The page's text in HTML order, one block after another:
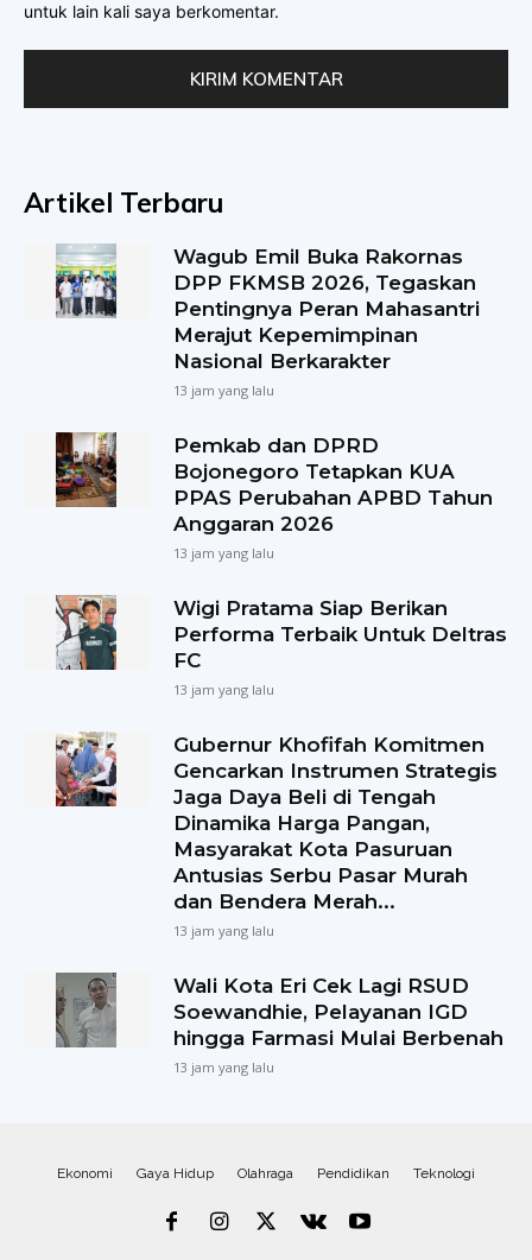
untuk lain kali saya berkomentar.
Artikel Terbaru
Wagub Emil Buka Rakornas
DPP FKMSB 2026, Tegaskan
Pentingnya Peran Mahasantri
Merajut Kepemimpinan
Nasional Berkarakter
13 jam yang lalu
Pemkab dan DPRD
Bojonegoro Tetapkan KUA
PPAS Perubahan APBD Tahun
Anggaran 2026
13 jam yang lalu
Wigi Pratama Siap Berikan
Performa Terbaik Untuk Deltras
FC
13 jam yang lalu
Gubernur Khofifah Komitmen
Gencarkan Instrumen Strategis
Jaga Daya Beli di Tengah
Dinamika Harga Pangan,
Masyarakat Kota Pasuruan
Antusias Serbu Pasar Murah
dan Bendera Merah...
13 jam yang lalu
Wali Kota Eri Cek Lagi RSUD
Soewandhie, Pelayanan IGD
hingga Farmasi Mulai Berbenah
13 jam yang lalu
Ekonomi Gaya Hidup Olahraga Pendidikan Teknologi